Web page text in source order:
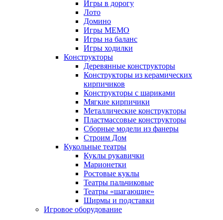
Игры в дорогу
Лото
Домино
Игры МЕМО
Игры на баланс
Игры ходилки
Конструкторы
Деревянные конструкторы
Конструкторы из керамических
кирпичиков
Конструкторы с шариками
Мягкие кирпичики
Металлические конструкторы
Пластмассовые конструкторы
Сборные модели из фанеры
Строим Дом
Кукольные театры
Куклы рукавички
Марионетки
Ростовые куклы
Театры пальчиковые
Театры «шагающие»
Ширмы и подставки
Игровое оборудование